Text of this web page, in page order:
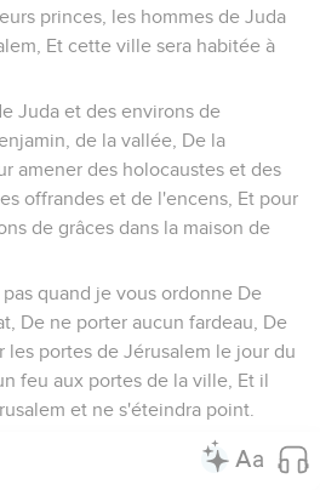
princes, les hommes de Juda
Et cette ville sera habitée à
Juda et des environs de
de la vallée, De la
amener des holocaustes et des
offrandes et de l'encens, Et pour
de grâces dans la maison de
quand je vous ordonne De
De ne porter aucun fardeau, De
portes de Jérusalem le jour du
feu aux portes de la ville, Et il
et ne s'éteindra point.